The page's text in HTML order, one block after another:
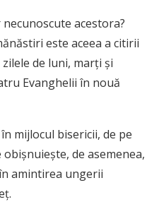
acestora?
este aceea a citirii
de luni, marţi şi
Evanghelii în nouă
mijlocul bisericii, de pe
de asemenea,
amintirea ungerii